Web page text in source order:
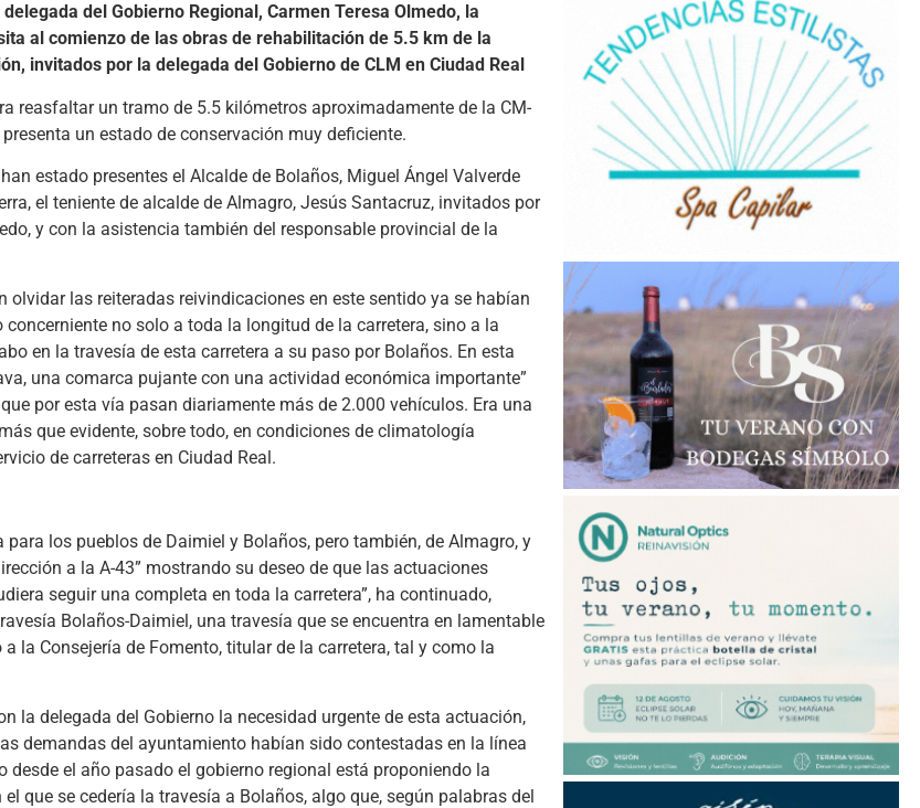
del Gobierno Regional, Carmen Teresa Olmedo, la
al comienzo de las obras de rehabilitación de 5.5 km de la
invitados por la delegada del Gobierno de CLM en Ciudad Real
reasfaltar un tramo de 5.5 kilómetros aproximadamente de la CM-
un estado de conservación muy deficiente.
estado presentes el Alcalde de Bolaños, Miguel Ángel Valverde
el teniente de alcalde de Almagro, Jesús Santacruz, invitados por
y con la asistencia también del responsable provincial de la
las reiteradas reivindicaciones en este sentido ya se habían
no solo a toda la longitud de la carretera, sino a la
en la travesía de esta carretera a su paso por Bolaños. En esta
una comarca pujante con una actividad económica importante”
por esta vía pasan diariamente más de 2.000 vehículos. Era una
que evidente, sobre todo, en condiciones de climatología
de carreteras en Ciudad Real.
los pueblos de Daimiel y Bolaños, pero también, de Almagro, y
a la A-43” mostrando su deseo de que las actuaciones
seguir una completa en toda la carretera”, ha continuado,
Bolaños-Daimiel, una travesía que se encuentra en lamentable
la Consejería de Fomento, titular de la carretera, tal y como la
la delegada del Gobierno la necesidad urgente de esta actuación,
demandas del ayuntamiento habían sido contestadas en la línea
el año pasado el gobierno regional está proponiendo la
que se cedería la travesía a Bolaños, algo que, según palabras del